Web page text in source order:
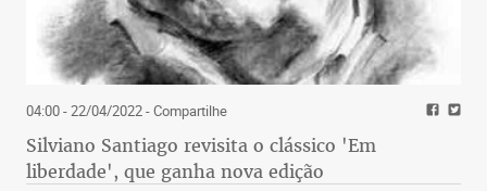
04:00 - 22/04/2022- Compartilhe
Silviano Santiago revisita o clássico 'Em
liberdade', que ganha nova edição